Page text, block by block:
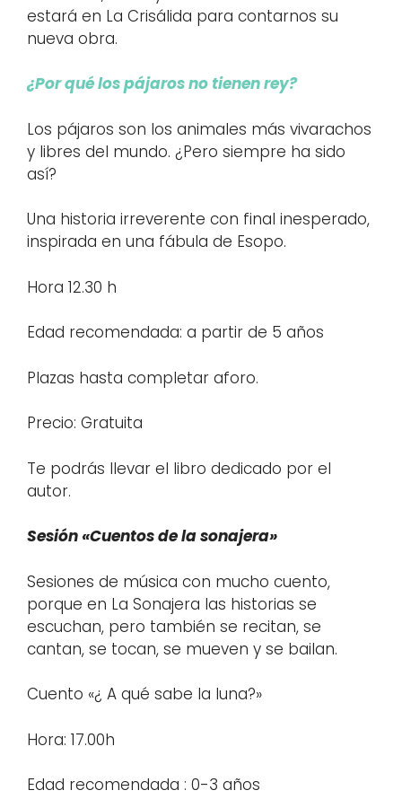
estará en La Crisálida para contarnos su
nueva obra.
¿Por qué los pájaros no tienen rey?
Los pájaros son los animales más vivarachos
y libres del mundo. ¿Pero siempre ha sido
así?
Una historia irreverente con final inesperado,
inspirada en una fábula de Esopo.
Hora 12.30 h
Edad recomendada: a partir de 5 años
Plazas hasta completar aforo.
Precio: Gratuita
Te podrás llevar el libro dedicado por el
autor.
Sesión «Cuentos de la sonajera»
Sesiones de música con mucho cuento,
porque en La Sonajera las historias se
escuchan, pero también se recitan, se
cantan, se tocan, se mueven y se bailan.
Cuento «¿ A qué sabe la luna?»
Hora: 17.00h
Edad recomendada : 0-3 años